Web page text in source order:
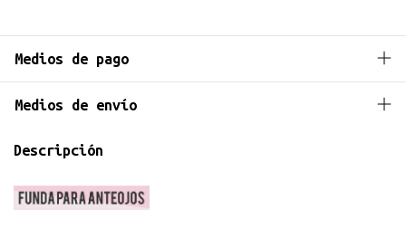
Medios de pago
Medios de envío
Descripción